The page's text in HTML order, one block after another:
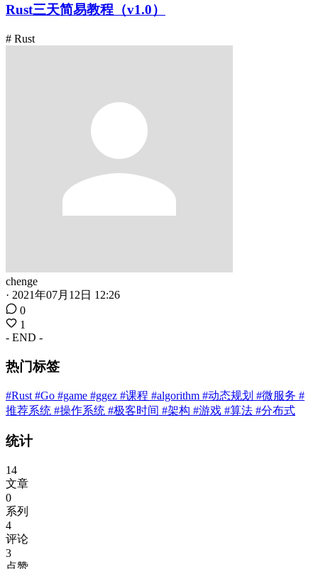
Rust三天简易教程（v1.0）
# Rust
chenge
· 2021年07月12日 12:26
0
1
- END -
热门标签
#Rust#Go #game #ggez #课程 #algorithm #动态规划 #微服务 #
推荐系统 #操作系统 #极客时间 #架构 #游戏 #算法 #分布式
统计
14
文章
0
系列
4
评论
3
点赞